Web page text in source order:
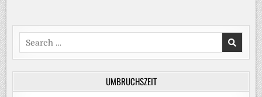
Search
for:
UMBRUCHSZEIT